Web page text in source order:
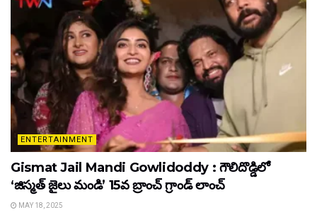
ENTERTAINMENT
Gismat Jail Mandi Gowlidoddy : గౌలిదొడ్డిలో
‘జిస్మత్ జైలు మండి’ 15వ బ్రాంచ్ గ్రాండ్ లాంచ్
MAY 18, 2025